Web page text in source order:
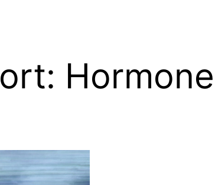
Hormone